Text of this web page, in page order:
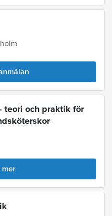
teori och praktik för
mer